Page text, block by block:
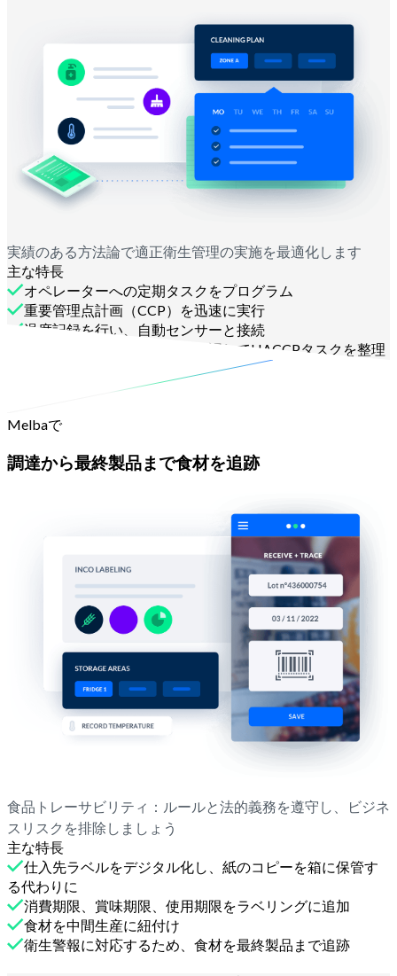
実績のある方法論で適正衛生管理の実施を最適化します
主な特長
オペレーターへの定期タスクをプログラム
重要管理点計画（CCP）を迅速に実行
温度記録を行い、自動センサーと接続
責任を分担し、実施状況を確認してHACCPタスクを整理
Melbaで
調達から最終製品まで食材を追跡
食品トレーサビリティ：ルールと法的義務を遵守し、ビジネ
スリスクを排除しましょう
主な特長
仕入先ラベルをデジタル化し、紙のコピーを箱に保管す
る代わりに
消費期限、賞味期限、使用期限をラベリングに追加
食材を中間生産に紐付け
衛生警報に対応するため、食材を最終製品まで追跡